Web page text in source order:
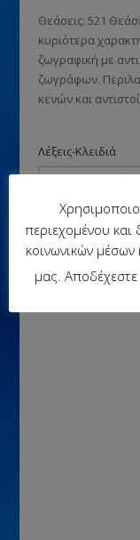
Θεάσεις: 521
κυριότερα
ζωγραφική με
ζωγράφων.
κενών και
Λέξεις-Κλειδιά
περιεχομένου
κοινωνικών
μας.